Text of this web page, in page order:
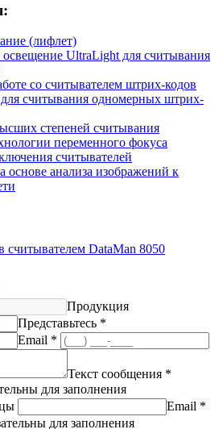
(лифлет)
UltraLight для считывания
со считывателем штрих-кодов
считывания одномерных штрих-
степеней считывания
переменного фокуса
считывателей
основе анализа изображений к
считывателем DataMan 8050
Продукция
Представьтесь *
Email *
Текст сообщения *
для заполнения
Email *
для заполнения